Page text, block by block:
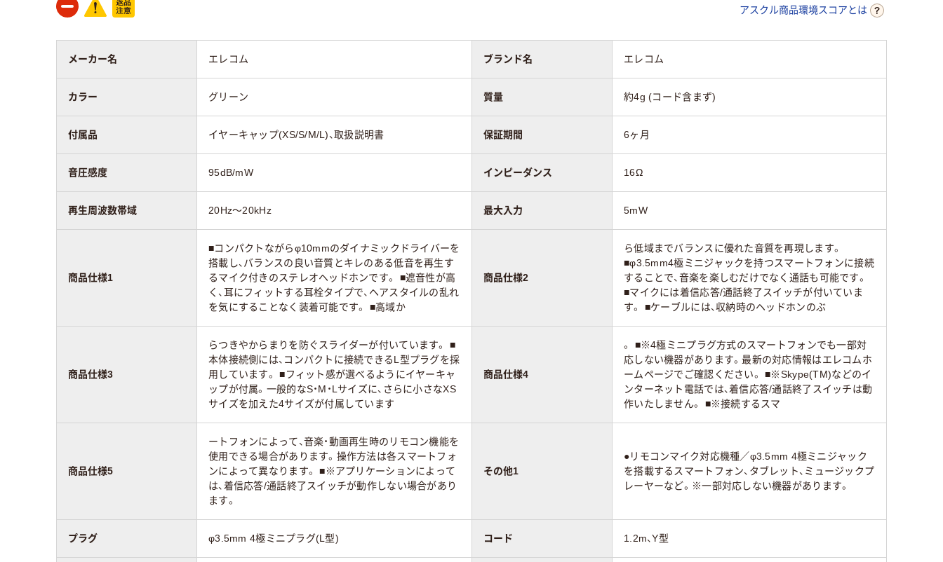
アスクル商品環境スコアとは
メーカー名 エレコム ブランド名 エレコム
カラー グリーン 質量 約4g (コード含まず)
付属品 イヤーキャップ(XS/S/M/L)、取扱説明書 保証期間 6ヶ月
音圧感度 95dB/mW インピーダンス 16Ω
再生周波数帯域 20Hz～20kHz 最大入力 5mW
商品仕様1
■コンパクトながらφ10mmのダイナミックドライバーを
搭載し、バランスの良い音質とキレのある低音を再生す
るマイク付きのステレオヘッドホンです。 ■遮音性が高
く、耳にフィットする耳栓タイプで、ヘアスタイルの乱れ
を気にすることなく装着可能です。 ■高域か
商品仕様2
ら低域までバランスに優れた音質を再現します。
■φ3.5mm4極ミニジャックを持つスマートフォンに接続
することで、音楽を楽しむだけでなく通話も可能です。
■マイクには着信応答/通話終了スイッチが付いていま
す。 ■ケーブルには、収納時のヘッドホンのぶ
商品仕様3
らつきやからまりを防ぐスライダーが付いています。 ■
本体接続側には、コンパクトに接続できるL型プラグを採
用しています。 ■フィット感が選べるようにイヤーキャ
ップが付属。一般的なS・M・Lサイズに、さらに小さなXS
サイズを加えた4サイズが付属しています
商品仕様4
。 ■※4極ミニプラグ方式のスマートフォンでも一部対
応しない機器があります。最新の対応情報はエレコムホ
ームページでご確認ください。 ■※Skype(TM)などのイ
ンターネット電話では、着信応答/通話終了スイッチは動
作いたしません。 ■※接続するスマ
商品仕様5
ートフォンによって、音楽・動画再生時のリモコン機能を
使用できる場合があります。操作方法は各スマートフォ
ンによって異なります。 ■※アプリケーションによって
は、着信応答/通話終了スイッチが動作しない場合があり
ます。
その他1
●リモコンマイク対応機種／φ3.5mm 4極ミニジャック
を搭載するスマートフォン、タブレット、ミュージックプ
レーヤーなど。※一部対応しない機器があります。
プラグ φ3.5mm 4極ミニプラグ(L型) コード 1.2m、Y型